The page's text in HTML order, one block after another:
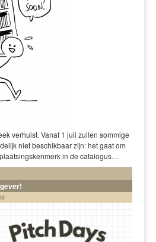
verhuist. Vanaf 1 juli zullen sommige
niet beschikbaar zijn: het gaat om
in de catalogus…